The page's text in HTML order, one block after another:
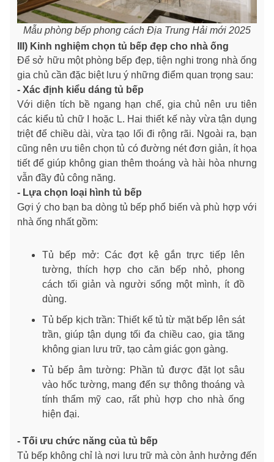
Mẫu phòng bếp phong cách Địa Trung Hải mới 2025
III) Kinh nghiệm chọn tủ bếp đẹp cho nhà ống
Để sở hữu một phòng bếp đẹp, tiện nghi trong nhà ống
gia chủ cần đặc biệt lưu ý những điểm quan trọng sau:
- Xác định kiểu dáng tủ bếp
Với diện tích bề ngang hạn chế, gia chủ nên ưu tiên
các kiểu tủ chữ I hoặc L. Hai thiết kế này vừa tận dụng
triệt để chiều dài, vừa tạo lối đi rộng rãi. Ngoài ra, bạn
cũng nên ưu tiên chọn tủ có đường nét đơn giản, ít họa
tiết để giúp không gian thêm thoáng và hài hòa nhưng
vẫn đầy đủ công năng.
- Lựa chọn loại hình tủ bếp
Gợi ý cho bạn ba dòng tủ bếp phổ biến và phù hợp với
nhà ống nhất gồm:
Tủ bếp mở: Các đợt kệ gắn trực tiếp lên
tường, thích hợp cho căn bếp nhỏ, phong
cách tối giản và người sống một mình, ít đồ
dùng.
Tủ bếp kịch trần: Thiết kế tủ từ mặt bếp lên sát
trần, giúp tận dụng tối đa chiều cao, gia tăng
không gian lưu trữ, tạo cảm giác gọn gàng.
Tủ bếp âm tường: Phần tủ được đặt lọt sâu
vào hốc tường, mang đến sự thông thoáng và
tính thẩm mỹ cao, rất phù hợp cho nhà ống
hiện đại.
- Tối ưu chức năng của tủ bếp
Tủ bếp không chỉ là nơi lưu trữ mà còn ảnh hưởng đến